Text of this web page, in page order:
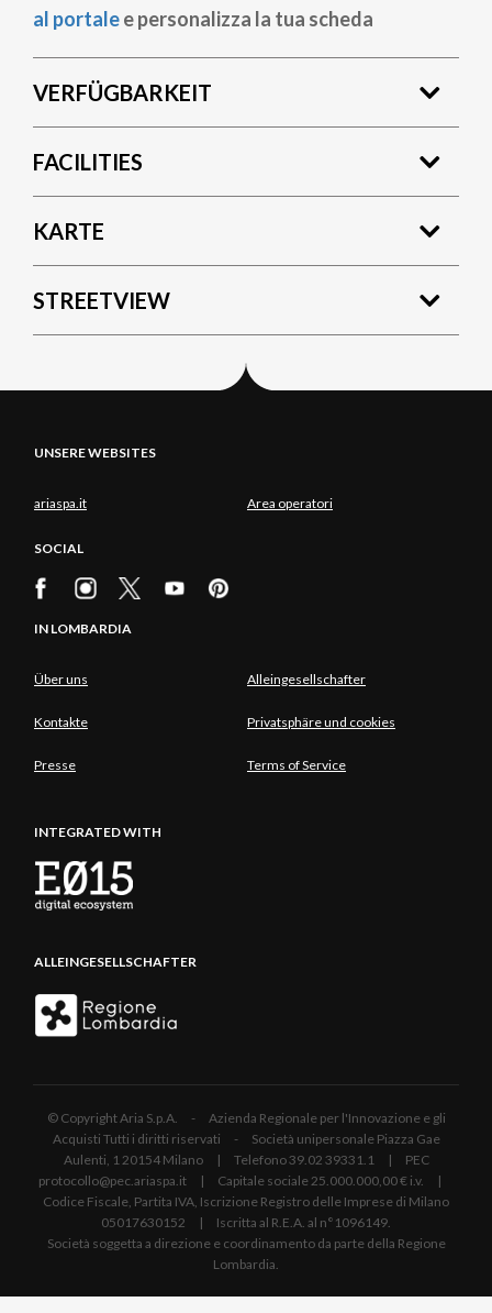
al portalee personalizza la tua scheda
VERFÜGBARKEIT
FACILITIES
KARTE
STREETVIEW
UNSERE WEBSITES
ariaspa.it Area operatori
SOCIAL
IN LOMBARDIA
Über uns Alleingesellschafter
Kontakte Privatsphäre und cookies
Presse Terms of Service
INTEGRATED WITH
ALLEINGESELLSCHAFTER
© Copyright Aria S.p.A. - Azienda Regionale per l'Innovazione e gli
Acquisti Tutti i diritti riservati - Società unipersonale Piazza Gae
Aulenti, 1 20154 Milano | Telefono 39.02 39331.1 | PEC
protocollo@pec.ariaspa.it | Capitale sociale 25.000.000,00 € i.v. |
Codice Fiscale, Partita IVA, Iscrizione Registro delle Imprese di Milano
05017630152 | Iscritta al R.E.A. al n°1096149.
Società soggetta a direzione e coordinamento da parte della Regione
Lombardia.